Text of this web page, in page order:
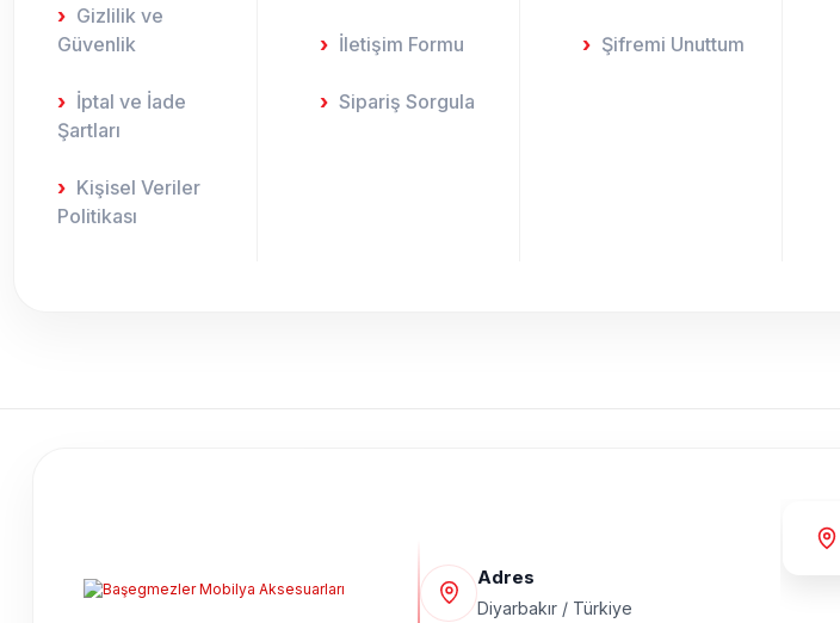
Gizlilik ve
Güvenlik
İptal ve İade
Şartları
Kişisel Veriler
Politikası
İletişim Formu
Sipariş Sorgula
Şifremi Unuttum
Adres
Diyarbakır / Türkiye